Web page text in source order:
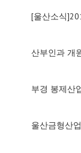
[울산소식
산부인과 개
부경 봉제산
울산금형산